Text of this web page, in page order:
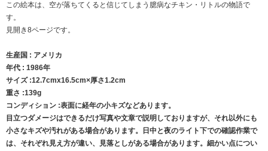
この絵本は、空が落ちてくると信じてしまう臆病なチキン・リトルの物語で
す。
見開き8ページです。
生産国 : アメリカ
年代 : 1986年
サイズ :12.7cmx16.5cm×厚さ1.2cm
重さ :139g
コンディション :表面に経年の小キズなどあります。
目立つダメージはできるだけ写真や文章で説明しておりますが、それ以外にも
小さなキズや汚れがある場合があります。日中と夜のライト下での確認作業で
は、それぞれ見え方が違い、見落としがある場合があります。細かい点につい